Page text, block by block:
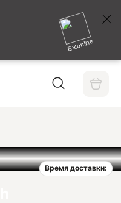
Eatonline
Время доставки: